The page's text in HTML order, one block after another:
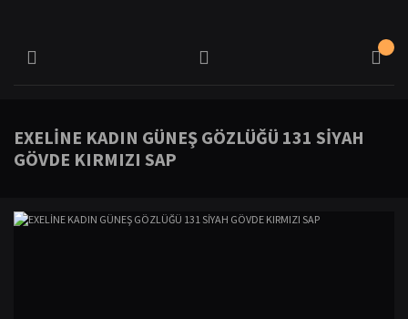
EXELİNE KADIN GÜNEŞ GÖZLÜĞÜ 131 SİYAH
GÖVDE KIRMIZI SAP